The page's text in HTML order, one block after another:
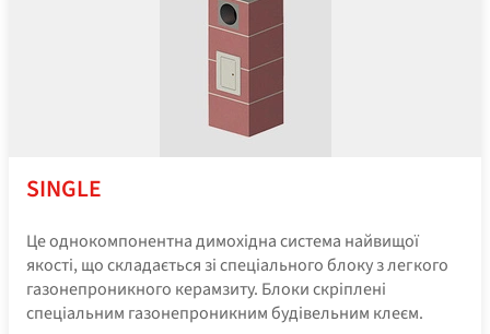
SINGLE
Це однокомпонентна димохідна система найвищої
якості, що складається зі спеціального блоку з легкого
газонепроникного керамзиту. Блоки скріплені
спеціальним газонепроникним будівельним клеєм.